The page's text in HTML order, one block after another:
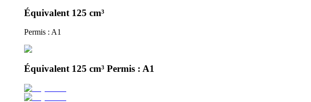
Équivalent 125 cm³
Permis : A1
Équivalent 125 cm³ Permis : A1